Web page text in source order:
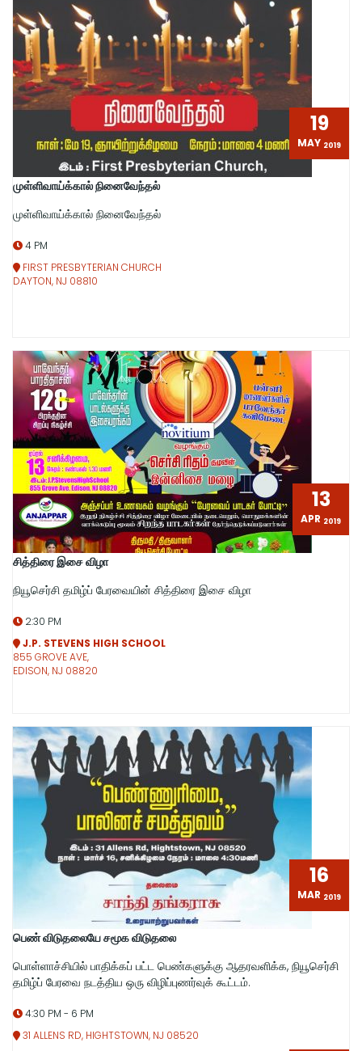
முள்ளிவாய்க்கால் நினைவேந்தல்
முள்ளிவாய்க்கால் நினைவேந்தல்
4 PM
FIRST PRESBYTERIAN CHURCH
DAYTON, NJ 08810
19
MAY 2019
சித்திரை இசை விழா
நியூசெர்சி தமிழ்ப் பேரவையின் சித்திரை இசை விழா
2:30 PM
J.P. STEVENS HIGH SCHOOL
855 GROVE AVE,
EDISON, NJ 08820
13
APR 2019
பெண் விடுதலையே சமூக விடுதலை
பொள்ளாச்சியில் பாதிக்கப் பட்ட பெண்களுக்கு ஆதரவளிக்க, நியூசெர்சி
தமிழ்ப் பேரவை நடத்திய ஒரு விழிப்புணர்வுக் கூட்டம்.
4:30 PM - 6 PM
31 ALLENS RD, HIGHTSTOWN, NJ 08520
16
MAR 2019